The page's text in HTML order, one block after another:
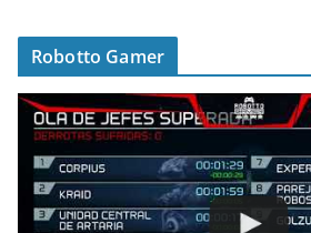
Robotto Gamer